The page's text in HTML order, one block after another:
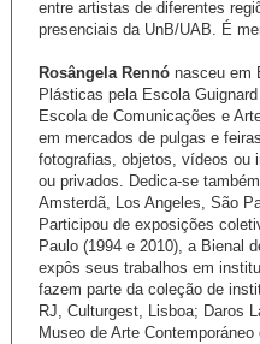
entre artistas de diferentes
presenciais da UnB/UAB. É
Rosângela Rennó nasceu em
Plásticas pela Escola
Escola de Comunicações e
em mercados de pulgas e
fotografias, objetos, vídeos ou
ou privados. Dedica-se
Amsterdã, Los Angeles, São
Participou de exposições
Paulo (1994 e 2010), a Bienal
expôs seus trabalhos em
fazem parte da coleção de
RJ, Culturgest, Lisboa; Daros
Museo de Arte